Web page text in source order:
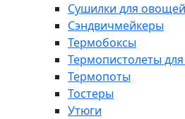
Сушилки для
Сэндвичмейкеры
Термобоксы
Термопистолеты
Термопоты
Тостеры
Утюги